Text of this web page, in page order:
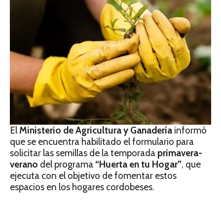
El Ministerio de Agricultura y Ganadería informó
que se encuentra habilitado el formulario para
solicitar las semillas de la temporada primavera-
verano del programa “Huerta en tu Hogar”, que
ejecuta con el objetivo de fomentar estos
espacios en los hogares cordobeses.